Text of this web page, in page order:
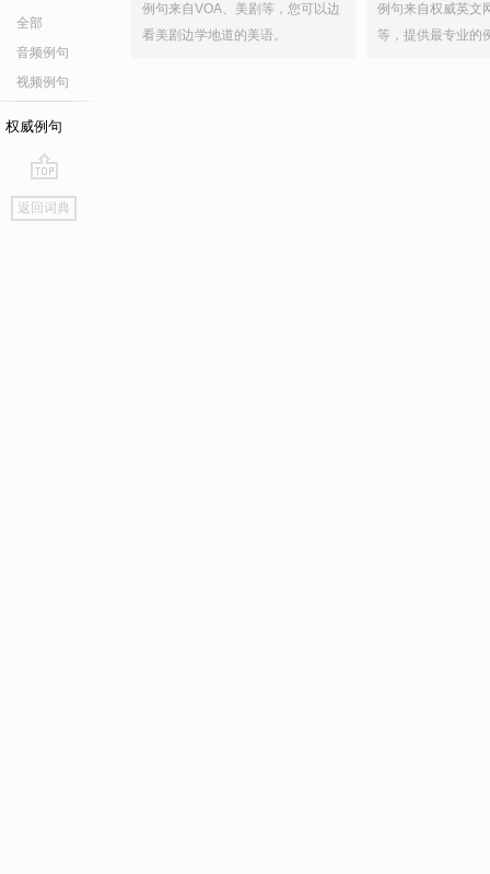
全部
音频例句
视频例句
权威例句
go
top
返回词典
例句来自VOA、美剧等，您可以边
看美剧边学地道的美语。
例句来自权威英文
等，提供最专业的